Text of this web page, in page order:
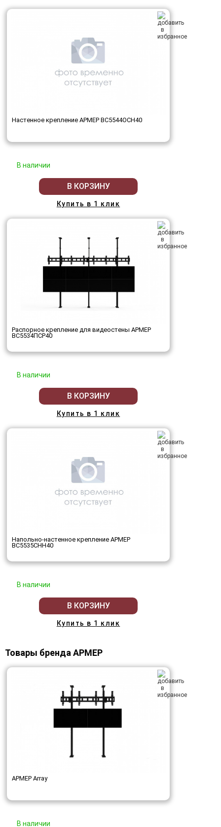
Настенное крепление АРМЕР ВС5544ОСН40
В наличии
В КОРЗИНУ
Купить в 1 клик
Распорное крепление для видеостены АРМЕР
ВС5534ПСР40
В наличии
В КОРЗИНУ
Купить в 1 клик
Напольно-настенное крепление АРМЕР
ВС5535СНН40
В наличии
В КОРЗИНУ
Купить в 1 клик
Товары бренда АРМЕР
АРМЕР Array
В наличии